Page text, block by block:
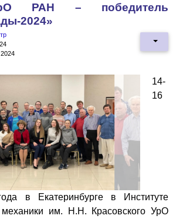
РАН – победитель
2024»
14-
16
в Екатеринбурге в Институте
им. Н.Н. Красовского УрО